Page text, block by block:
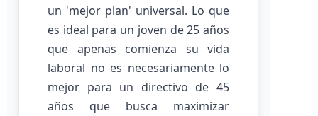
un 'mejor plan' universal. Lo que
es ideal para un joven de 25 años
que apenas comienza su vida
laboral no es necesariamente lo
mejor para un directivo de 45
años que busca maximizar